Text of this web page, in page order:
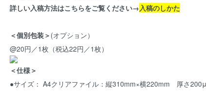
詳しい入稿方法はこちらをご覧ください→入稿のしかた
＜個別包装＞ (オプション）
@20円／1枚（税込22円／1枚）
＜仕様＞
●サイズ： A4クリアファイル：縦310mm×横220mm 厚さ200μ